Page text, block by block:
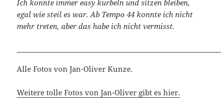
Ich konnte immer easy kurbeln und sitzen bleiben,
egal wie steil es war. Ab Tempo 44 konnte ich nicht
mehr treten, aber das habe ich nicht vermisst.
Alle Fotos von Jan-Oliver Kunze.
Weitere tolle Fotos von Jan-Oliver gibt es hier.